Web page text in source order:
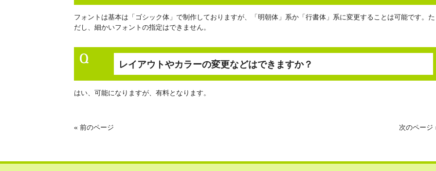
フォントは基本は「ゴシック体」で制作しておりますが、「明朝体」系か「行書体」系に変更することは可能です。た
だし、細かいフォントの指定はできません。
レイアウトやカラーの変更などはできますか？
はい、可能になりますが、有料となります。
« 前のページ 次のページ